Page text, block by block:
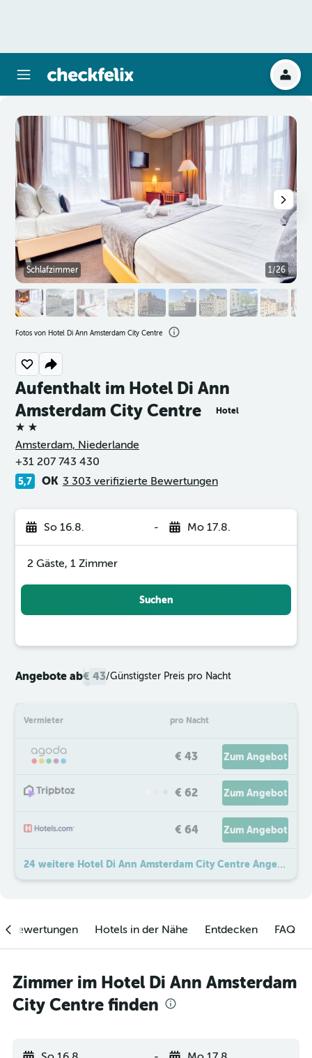
Aufenthalt im Hotel Di Ann
Amsterdam City Centre
Hotel
2 Sterne
Amsterdam, Niederlande
+31 207 743 430
5,7 OK 3 303 verifizierte Bewertungen
So 16.8. - Mo 17.8.
2 Gäste, 1 Zimmer
Suchen
Angebote ab€ 43/Günstigster Preis pro Nacht
Vermieter pro Nacht
€ 43 Zum Angebot
€ 62 Zum Angebot
€ 64 Zum Angebot
24 weitere Hotel Di Ann Amsterdam City Centre Angebote
Schlafzimmer 1/26
Fotos von Hotel Di Ann Amsterdam City Centre
Hotels in der Nähe Entdecken FAQ
Zimmer im Hotel Di Ann Amsterdam
City Centre finden